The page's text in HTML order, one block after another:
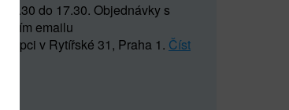
do 17.30. Objednávky s
emailu
v Rytířské 31, Praha 1. Číst